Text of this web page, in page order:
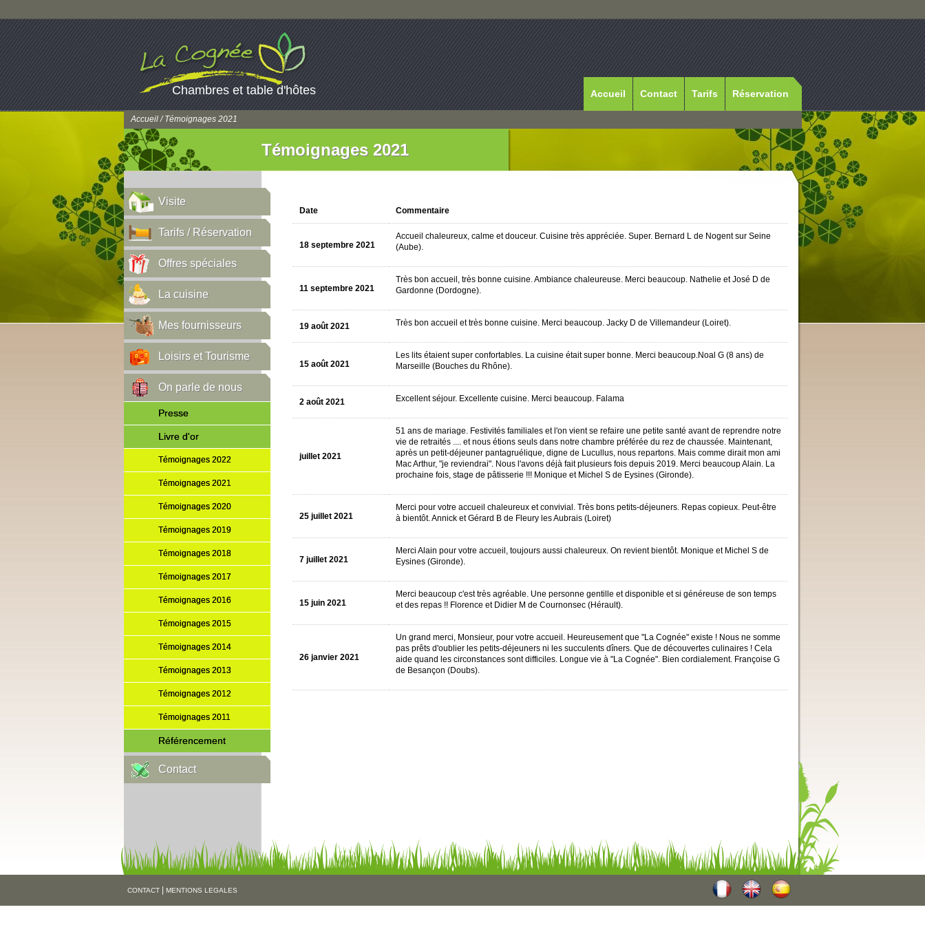
Chambres et table d'hôtes Accueil Contact Tarifs Réservation
Accueil/ Témoignages 2021
Témoignages 2021
Visite
Tarifs / Réservation
Offres spéciales
La cuisine
Mes fournisseurs
Loisirs et Tourisme
On parle de nous
Presse
Livre d'or
Témoignages 2022
Témoignages 2021
Témoignages 2020
Témoignages 2019
Témoignages 2018
Témoignages 2017
Témoignages 2016
Témoignages 2015
Témoignages 2014
Témoignages 2013
Témoignages 2012
Témoignages 2011
Référencement
Contact
Date Commentaire
18 septembre 2021
Accueil chaleureux, calme et douceur. Cuisine très appréciée. Super. Bernard L de Nogent sur Seine
(Aube).
11 septembre 2021
Très bon accueil, très bonne cuisine. Ambiance chaleureuse. Merci beaucoup. Nathelie et José D de
Gardonne (Dordogne).
19 août 2021 Très bon accueil et très bonne cuisine. Merci beaucoup. Jacky D de Villemandeur (Loiret).
15 août 2021
Les lits étaient super confortables. La cuisine était super bonne. Merci beaucoup.Noal G (8 ans) de
Marseille (Bouches du Rhône).
2 août 2021 Excellent séjour. Excellente cuisine. Merci beaucoup. Falama
juillet 2021
51 ans de mariage. Festivités familiales et l'on vient se refaire une petite santé avant de reprendre notre
vie de retraités .... et nous étions seuls dans notre chambre préférée du rez de chaussée. Maintenant,
après un petit-déjeuner pantagruélique, digne de Lucullus, nous repartons. Mais comme dirait mon ami
Mac Arthur, "je reviendrai". Nous l'avons déjà fait plusieurs fois depuis 2019. Merci beaucoup Alain. La
prochaine fois, stage de pâtisserie !!! Monique et Michel S de Eysines (Gironde).
25 juillet 2021
Merci pour votre accueil chaleureux et convivial. Très bons petits-déjeuners. Repas copieux. Peut-être
à bientôt. Annick et Gérard B de Fleury les Aubrais (Loiret)
7 juillet 2021
Merci Alain pour votre accueil, toujours aussi chaleureux. On revient bientôt. Monique et Michel S de
Eysines (Gironde).
15 juin 2021
Merci beaucoup c'est très agréable. Une personne gentille et disponible et si généreuse de son temps
et des repas !! Florence et Didier M de Cournonsec (Hérault).
26 janvier 2021
Un grand merci, Monsieur, pour votre accueil. Heureusement que "La Cognée" existe ! Nous ne somme
pas prêts d'oublier les petits-déjeuners ni les succulents dîners. Que de découvertes culinaires ! Cela
aide quand les circonstances sont difficiles. Longue vie à "La Cognée". Bien cordialement. Françoise G
de Besançon (Doubs).
CONTACT| MENTIONS LEGALES